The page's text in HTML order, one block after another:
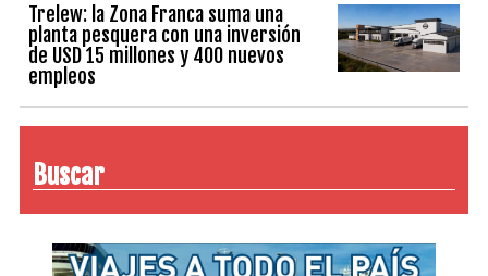
Trelew: la Zona Franca suma una
planta pesquera con una inversión
de USD 15 millones y 400 nuevos
empleos
Buscar